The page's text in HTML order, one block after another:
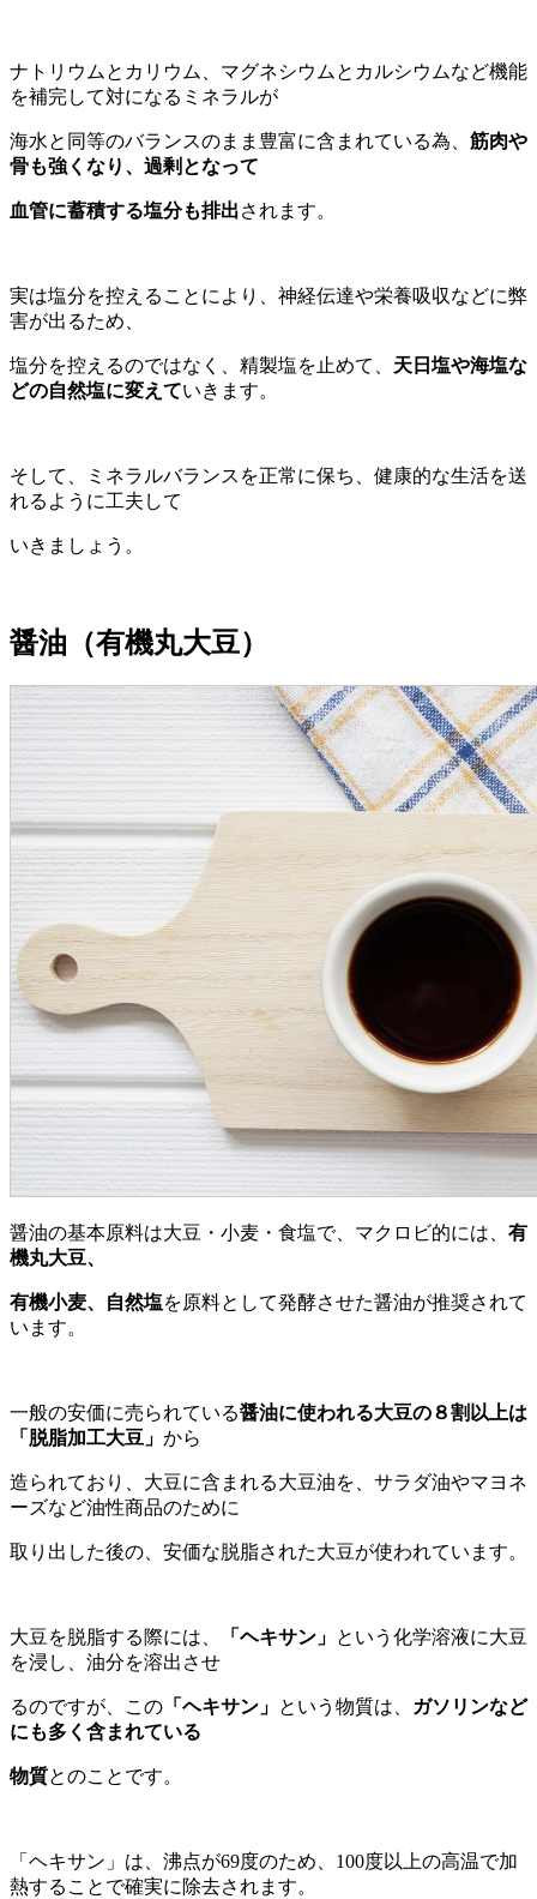
ナトリウムとカリウム、マグネシウムとカルシウムなど機能
を補完して対になるミネラルが
海水と同等のバランスのまま豊富に含まれている為、 筋肉や
骨も強くなり、過剰となって
血管に蓄積する塩分も排出されます。
実は塩分を控えることにより、神経伝達や栄養吸収などに弊
害が出るため、
塩分を控えるのではなく、精製塩を止めて、 天日塩や海塩な
どの自然塩に変えていきます。
そして、ミネラルバランスを正常に保ち、健康的な生活を送
れるように工夫して
いきましょう。
醤油（有機丸大豆）
醤油の基本原料は大豆・小麦・食塩で、マクロビ的には、 有
機丸大豆、
有機小麦、自然塩を原料として発酵させた醤油が推奨されて
います。
一般の安価に売られている醤油に使われる大豆の８割以上は
「脱脂加工大豆」 から
造られており、大豆に含まれる大豆油を、サラダ油やマヨネ
ーズなど油性商品のために
取り出した後の、安価な脱脂された大豆が使われています。
大豆を脱脂する際には、 「ヘキサン」 という化学溶液に大豆
を浸し、油分を溶出させ
るのですが、この 「ヘキサン」 という物質は、 ガソリンなど
にも多く含まれている
物質とのことです。
「ヘキサン」は、沸点が69度のため、100度以上の高温で加
熱することで確実に除去されます。